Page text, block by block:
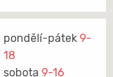
pondělí-pátek 9-
18
sobota 9-16